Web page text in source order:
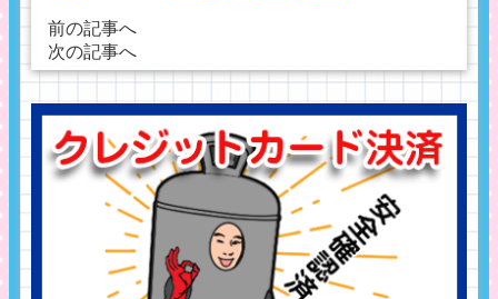
前の記事へ
次の記事へ